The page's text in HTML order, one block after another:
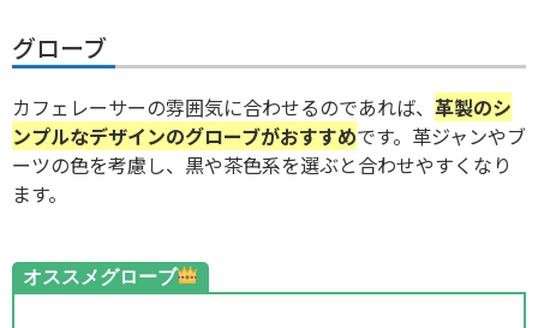
グローブ
カフェレーサーの雰囲気に合わせるのであれば、 革製のシ
ンプルなデザインのグローブがおすすめです。革ジャンやブ
ーツの色を考慮し、黒や茶色系を選ぶと合わせやすくなり
ます。
オススメグローブ